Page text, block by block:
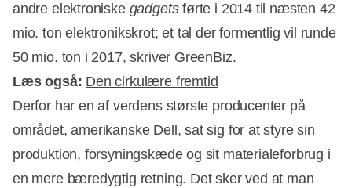
andre elektroniske gadgetsførte i 2014 til næsten 42
mio. ton elektronikskrot; et tal der formentlig vil runde
50 mio. ton i 2017, skriver GreenBiz.
Læs også: Den cirkulære fremtid
Annonce
Derfor har en af verdens største producenter på
området, amerikanske Dell, sat sig for at styre sin
produktion, forsyningskæde og sit materialeforbrug i
en mere bæredygtig retning. Det sker ved at man